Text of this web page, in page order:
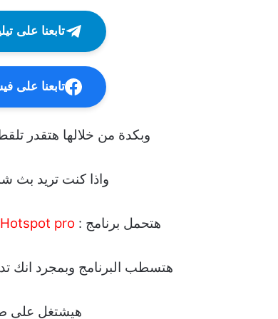
تابعنا على
تابعنا على
وبكدة من خلالها هتقدر
واذا كنت تريد بث
هتحمل برنامج :pro
هتسطب البرنامج وبمجرد انك
هيشتغل على